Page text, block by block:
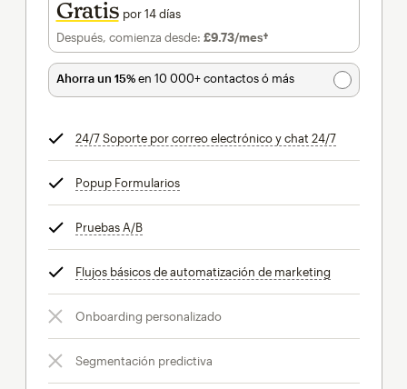
Gratis por 14 días
Después, comienza desde: £9.73/mes†al mes†
Ahorra un 15%en 10 000+ contactos ó más
24/7 Soporte por correo electrónico y chat 24/7info
Popup Formulariosinfo
Pruebas A/Binfo
Flujos básicos de automatización de marketing
Onboarding personalizado
Segmentación predictiva